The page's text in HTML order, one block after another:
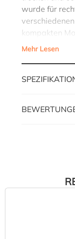
wurde für
kompakten
Mehr Lesen